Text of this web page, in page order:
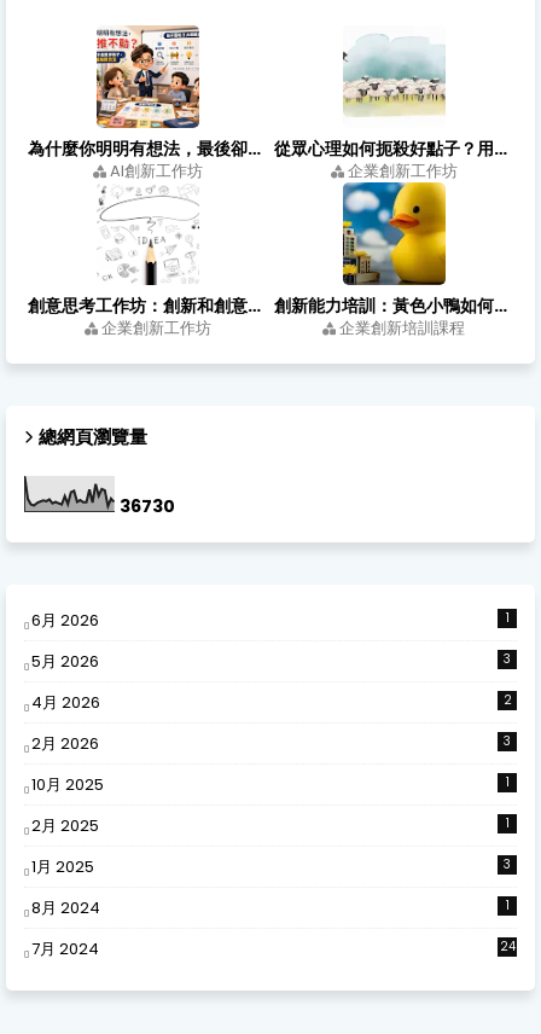
為什麼你明明有想法，最後卻推不動？職場人把點子落地的方法
AI創新工作坊
從眾心理如何扼殺好點子？用創新心態打造有效的創新思考會議
企業創新工作坊
創意思考工作坊：創新和創意有何不同？從靈感到落地的四個關鍵步驟
企業創新工作坊
創新能力培訓：黃色小鴨如何用跨領域思考，把浴缸玩具變成城市亮點？
企業創新培訓課程
總網頁瀏覽量
36730
6月 2026 1
5月 2026 3
4月 2026 2
2月 2026 3
10月 2025 1
2月 2025 1
1月 2025 3
8月 2024 1
7月 2024 24